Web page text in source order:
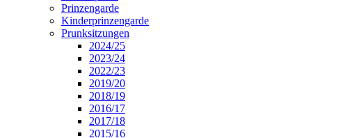
Prinzengarde
Kinderprinzengarde
Prunksitzungen
2024/25
2023/24
2022/23
2019/20
2018/19
2016/17
2017/18
2015/16